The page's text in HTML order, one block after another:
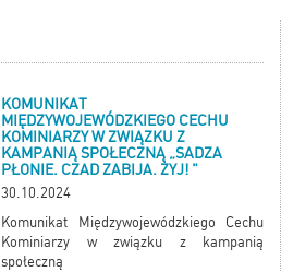
KOMUNIKAT
MIĘDZYWOJEWÓDZKIEGO CECHU
KOMINIARZY W ZWIĄZKU Z
KAMPANIĄ SPOŁECZNĄ „SADZA
PŁONIE. CZAD ZABIJA. ŻYJ! "
30.10.2024
Komunikat Międzywojewódzkiego Cechu
Kominiarzy w związku z kampanią
społeczną